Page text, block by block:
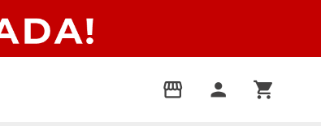
storefront person shopping_cart